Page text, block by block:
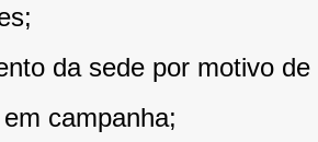
da sede por motivo
campanha;